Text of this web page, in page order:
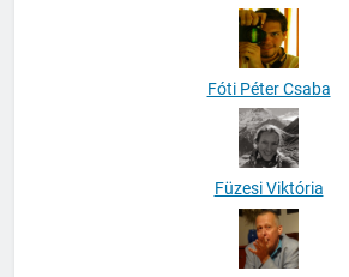
Fóti Péter Csaba
Füzesi Viktória